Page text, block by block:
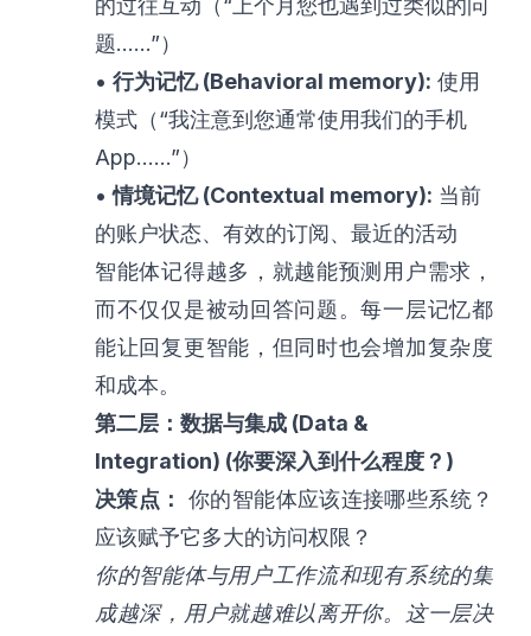
的过往互动（“上个月您也遇到过类似的问
题……”）
• 行为记忆 (Behavioral memory): 使用
模式（“我注意到您通常使用我们的手机
App……”）
•情境记忆 (Contextual memory): 当前
的账户状态、有效的订阅、最近的活动
智能体记得越多，就越能预测用户需求，
而不仅仅是被动回答问题。每一层记忆都
能让回复更智能，但同时也会增加复杂度
和成本。
第二层：数据与集成 (Data &
Integration) (你要深入到什么程度？)
决策点：
你的智能体应该连接哪些系统？
应该赋予它多大的访问权限？
你的智能体与用户工作流和现有系统的集
成越深，用户就越难以离开你。这一层决